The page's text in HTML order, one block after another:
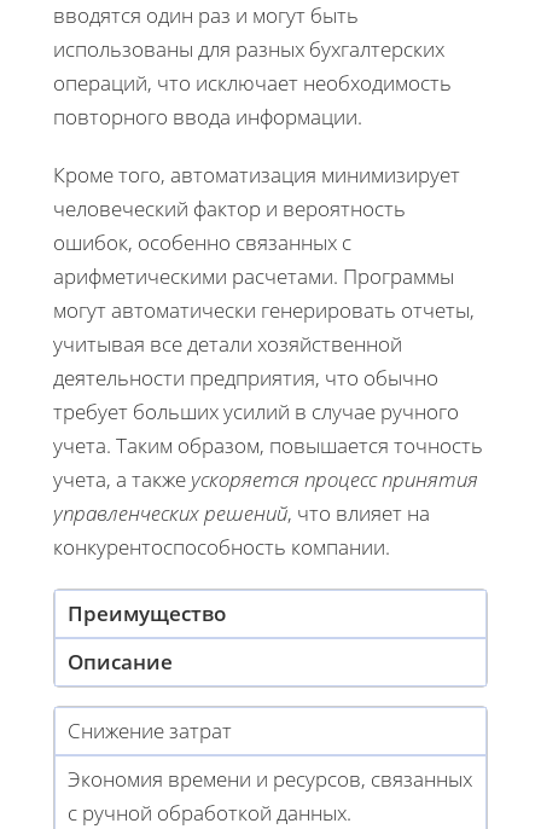
вводятся один раз и могут быть
использованы для разных бухгалтерских
операций, что исключает необходимость
повторного ввода информации.
Кроме того, автоматизация минимизирует
человеческий фактор и вероятность
ошибок, особенно связанных с
арифметическими расчетами. Программы
могут автоматически генерировать отчеты,
учитывая все детали хозяйственной
деятельности предприятия, что обычно
требует больших усилий в случае ручного
учета. Таким образом, повышается точность
учета, а также ускоряется процесс принятия
управленческих решений, что влияет на
конкурентоспособность компании.
Преимущество
Описание
Снижение затрат
Экономия времени и ресурсов, связанных
с ручной обработкой данных.